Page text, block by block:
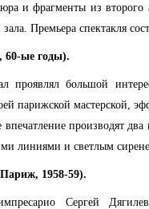
и фрагменты из
Премьера спектакля
60-ые годы).
проявлял большой
парижской мастерской,
производят
линиями и светлым
1958-59).
Сергей Дягилев